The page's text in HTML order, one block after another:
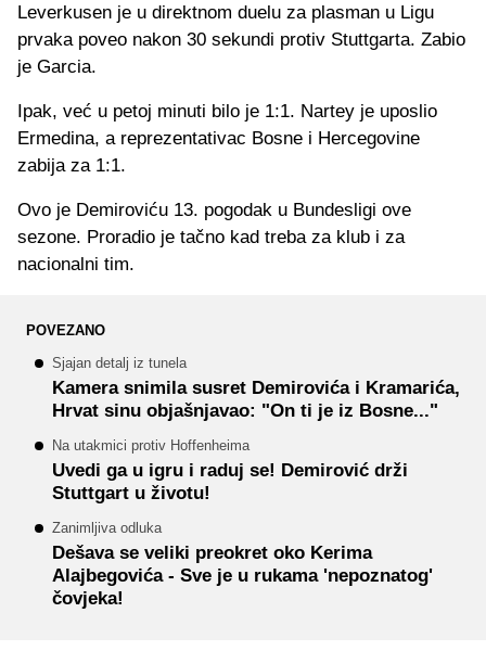
Leverkusen je u direktnom duelu za plasman u Ligu
prvaka poveo nakon 30 sekundi protiv Stuttgarta. Zabio
je Garcia.
Ipak, već u petoj minuti bilo je 1:1. Nartey je uposlio
Ermedina, a reprezentativac Bosne i Hercegovine
zabija za 1:1.
Ovo je Demiroviću 13. pogodak u Bundesligi ove
sezone. Proradio je tačno kad treba za klub i za
nacionalni tim.
POVEZANO
Sjajan detalj iz tunela
Kamera snimila susret Demirovića i Kramarića,
Hrvat sinu objašnjavao: "On ti je iz Bosne..."
Na utakmici protiv Hoffenheima
Uvedi ga u igru i raduj se! Demirović drži
Stuttgart u životu!
Zanimljiva odluka
Dešava se veliki preokret oko Kerima
Alajbegovića - Sve je u rukama 'nepoznatog'
čovjeka!